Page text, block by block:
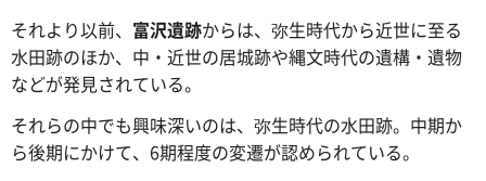
それより以前、 富沢遺跡からは、弥生時代から近世に至る
水田跡のほか、中・近世の居城跡や縄文時代の遺構・遺物
などが発見されている。
それらの中でも興味深いのは、弥生時代の水田跡。中期か
ら後期にかけて、6期程度の変遷が認められている。